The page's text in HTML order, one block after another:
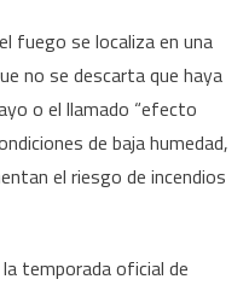
fuego se localiza en una
no se descarta que haya
o el llamado “efecto
de baja humedad,
el riesgo de incendios
temporada oficial de